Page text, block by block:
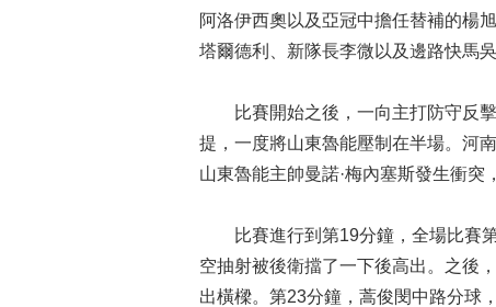
阿洛伊西奧以及亞冠中擔任替補的楊
塔爾德利、新隊長李微以及邊路快馬
比賽開始之後，一向主打防守反擊
提，一度將山東魯能壓制在半場。河
山東魯能主帥曼諾·梅內塞斯發生衝突
比賽進行到第19分鐘，全場比賽第
空抽射被後衛擋了一下後高出。之後
出橫樑。第23分鐘，蒿俊閔中路分球